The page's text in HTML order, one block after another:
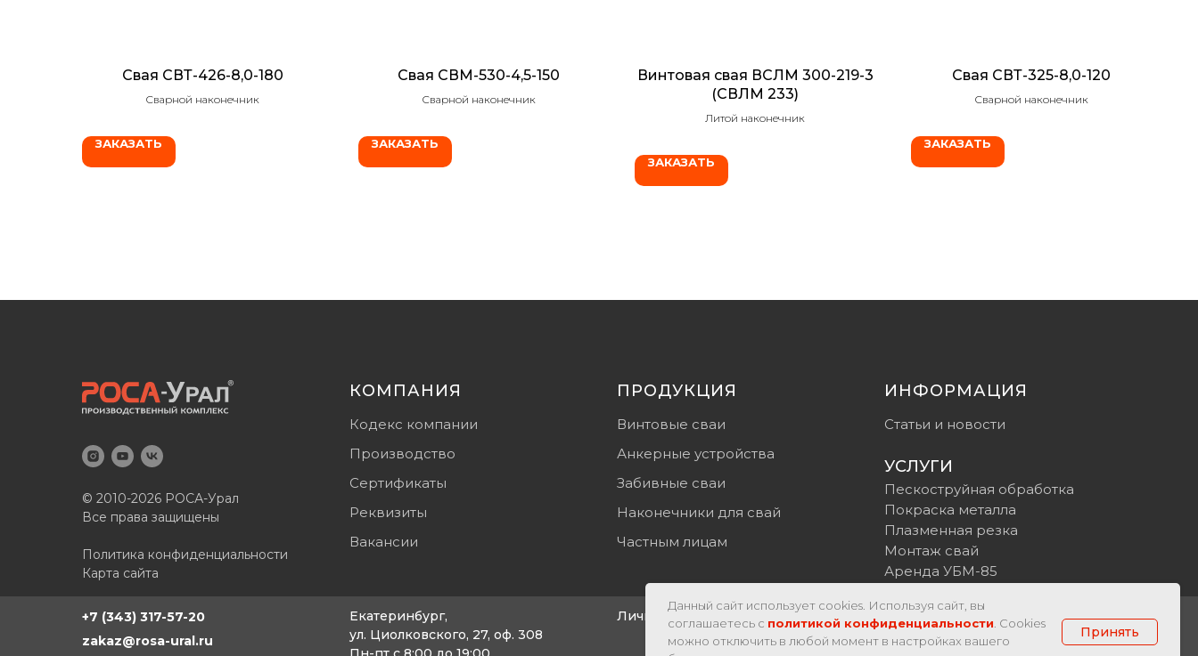
Данный сайт использует cookies. Используя сайт, вы
соглашаетесь с политикой конфиденциальности . Cookies
можно отключить в любой момент в настройках вашего
Принять
Свая СВТ-426-8,0-180
Сварной наконечник
ЗАКАЗАТЬ
Свая СВМ-530-4,5-150
Сварной наконечник
ЗАКАЗАТЬ
Винтовая свая ВСЛМ 300-219-3
(СВЛМ 233)
Литой наконечник
ЗАКАЗАТЬ
Свая СВТ-325-8,0-120
Сварной наконечник
ЗАКАЗАТЬ
© 2010-2026 РОСА-Урал
Все права защищены
Политика конфиденциальности
Карта сайта
КОМПАНИЯ
Кодекс компании
Производство
Сертификаты
Реквизиты
Вакансии
ПРОДУКЦИЯ
Винтовые сваи
Анкерные устройства
Забивные сваи
Наконечники для свай
Частным лицам
ИНФОРМАЦИЯ
Статьи и новости
УСЛУГИ
Пескоструйная обработка
Покраска металла
Плазменная резка
Монтаж свай
Аренда УБМ-85
Личный кабинет
Екатеринбург,
ул. Циолковского, 27, оф. 308
zakaz@rosa-ural.ru
+7 (343) 317-57-20